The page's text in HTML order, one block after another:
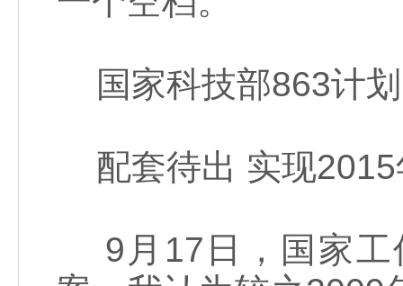
国家科技部863计划
配套待出 实现2015
9月17日，国家工